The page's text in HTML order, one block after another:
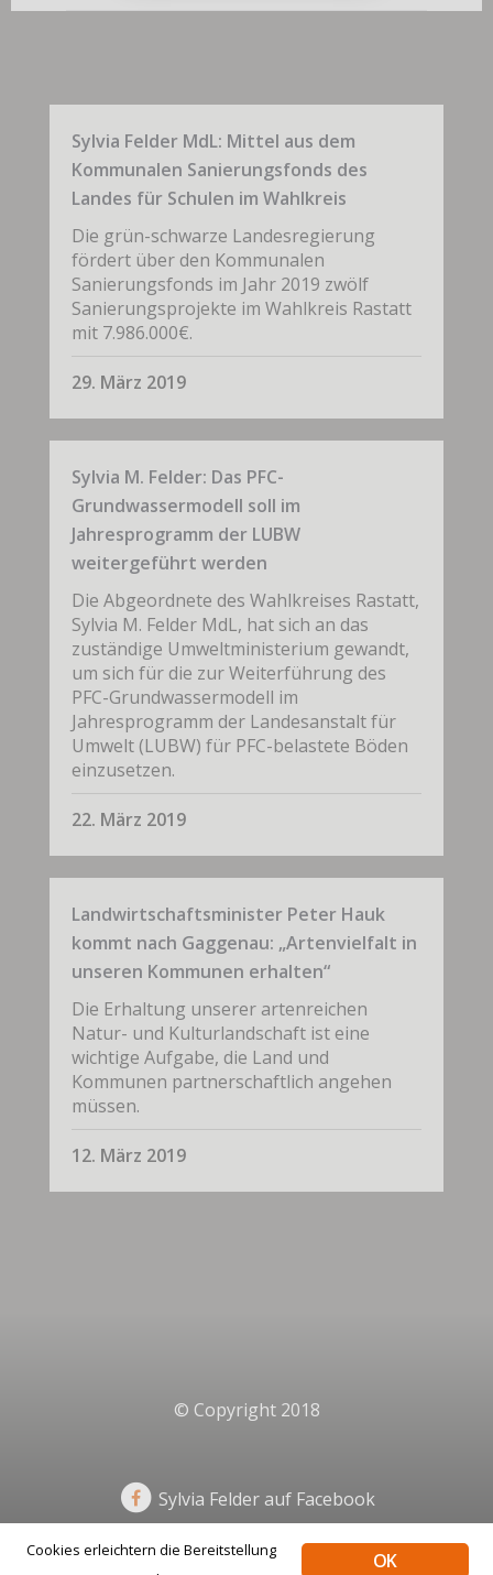
Sylvia Felder MdL: Mittel aus dem
Kommunalen Sanierungsfonds des
Landes für Schulen im Wahlkreis
Die grün-schwarze Landesregierung
fördert über den Kommunalen
Sanierungsfonds im Jahr 2019 zwölf
Sanierungsprojekte im Wahlkreis Rastatt
mit 7.986.000€.
29. März 2019
Sylvia M. Felder: Das PFC-
Grundwassermodell soll im
Jahresprogramm der LUBW
weitergeführt werden
Die Abgeordnete des Wahlkreises Rastatt,
Sylvia M. Felder MdL, hat sich an das
zuständige Umweltministerium gewandt,
um sich für die zur Weiterführung des
PFC-Grundwassermodell im
Jahresprogramm der Landesanstalt für
Umwelt (LUBW) für PFC-belastete Böden
einzusetzen.
22. März 2019
Landwirtschaftsminister Peter Hauk
kommt nach Gaggenau: „Artenvielfalt in
unseren Kommunen erhalten“
Die Erhaltung unserer artenreichen
Natur- und Kulturlandschaft ist eine
wichtige Aufgabe, die Land und
Kommunen partnerschaftlich angehen
müssen.
12. März 2019
© Copyright 2018
Sylvia Felder auf Facebook
OK
Cookies erleichtern die Bereitstellung